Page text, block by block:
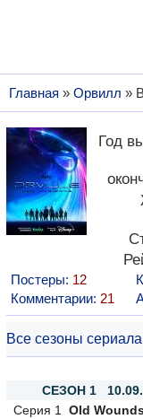
Главная » Орвилл »
Год
Постеры: 12
Комментарии: 21
Все сезоны
СЕЗОН 1
Серия 1
Old